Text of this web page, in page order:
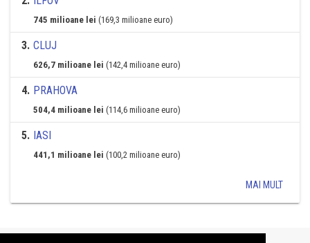
745 milioane lei (169,3 milioane euro)
3. CLUJ
626,7 milioane lei (142,4 milioane euro)
4. PRAHOVA
504,4 milioane lei (114,6 milioane euro)
5. IASI
441,1 milioane lei (100,2 milioane euro)
MAI MULT